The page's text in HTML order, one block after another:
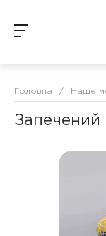
Головна / Наше
Запечений